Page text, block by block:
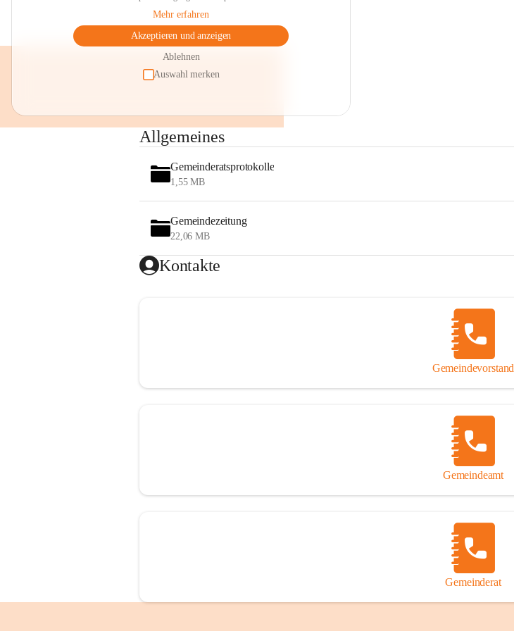
Mehr erfahren
Akzeptieren und anzeigen
Ablehnen
Auswahl merken
Allgemeines
Gemeinderatsprotokolle
1,55 MB
Gemeindezeitung
22,06 MB
Kontakte
Gemeindevorstand
Gemeindeamt
Gemeinderat